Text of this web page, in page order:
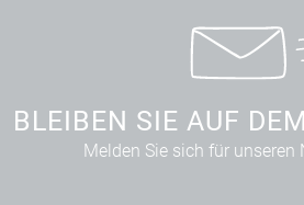
BLEIBEN SIE AUF
Melden Sie sich für unseren